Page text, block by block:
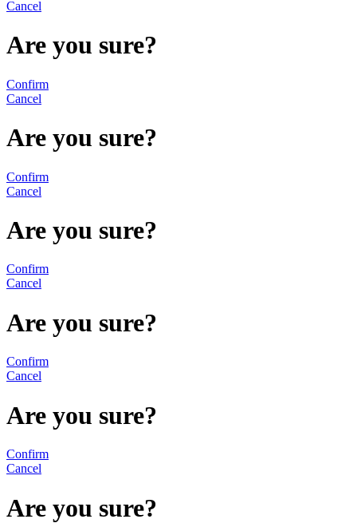
Cancel
Are you sure?
Confirm
Cancel
Are you sure?
Confirm
Cancel
Are you sure?
Confirm
Cancel
Are you sure?
Confirm
Cancel
Are you sure?
Confirm
Cancel
Are you sure?